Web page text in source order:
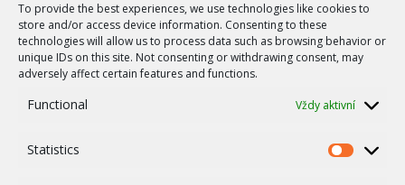
To provide the best experiences, we use technologies like cookies to
store and/or access device information. Consenting to these
technologies will allow us to process data such as browsing behavior or
unique IDs on this site. Not consenting or withdrawing consent, may
adversely affect certain features and functions.
Functional Vždy aktivní
Statistics Statistics
Zakázková výroba
Report zranitelnosti
O NÁS